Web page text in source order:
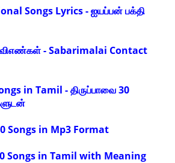
Songs Lyrics - ஐயப்பன் பக்தி
- Sabarimalai Contact
in Tamil - திருப்பாவை 30
Songs in Mp3 Format
Songs in Tamil with Meaning